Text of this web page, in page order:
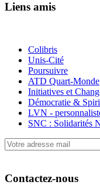
Liens amis
Colibris
Unis-Cité
Poursuivre
ATD Quart-Monde
Initiatives et
Démocratie &
LVN -
SNC : Solidarités
Contactez-nous